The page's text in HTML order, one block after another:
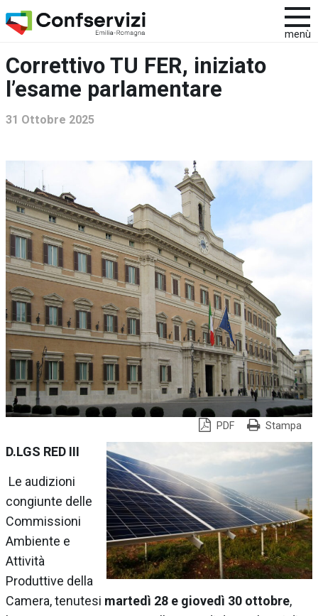
menù
Correttivo TU FER, iniziato
l’esame parlamentare
31 Ottobre 2025
PDF Stampa
D.LGS RED III
Le audizioni
congiunte delle
Commissioni
Ambiente e
Attività
Produttive della
Camera, tenutesi martedì 28 e giovedì 30 ottobre,